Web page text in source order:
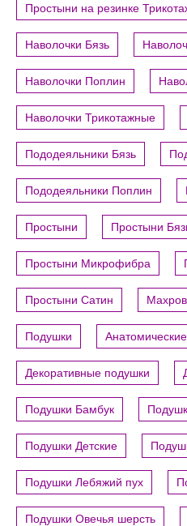
Простыни на резинке
Наволочки Бязь
Наволочки Поплин
Наволочки Трикотажные
Пододеяльники Бязь
Пододеяльники Поплин
Простыни Простыни
Простыни Микрофибра
Простыни Сатин
Подушки
Декоративные подушки
Подушки Бамбук
Подушки Детские
Подушки Лебяжий пух
Подушки Овечья шерсть